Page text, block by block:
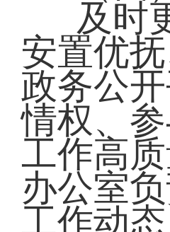
及时
安置优
政务公
情权、
工作高
办公室
工作动